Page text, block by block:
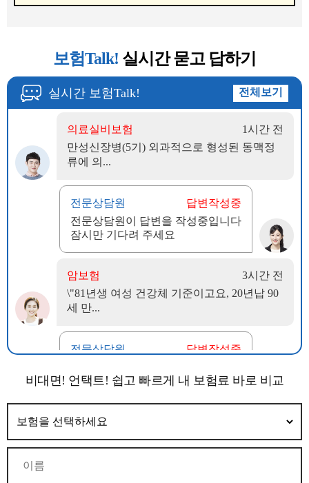
비대면! 언택트! 쉽고 빠르게 내 보험료 바로 비교